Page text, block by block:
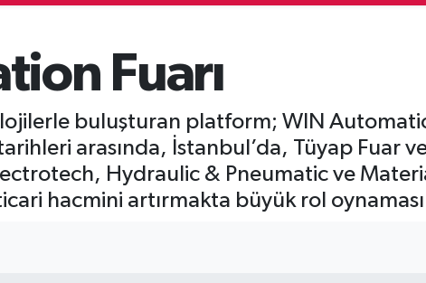
Fuarı
buluşturan platform; WIN
arasında, İstanbul’da, Tüyap Fuar
Hydraulic & Pneumatic ve
hacmini artırmakta büyük rol